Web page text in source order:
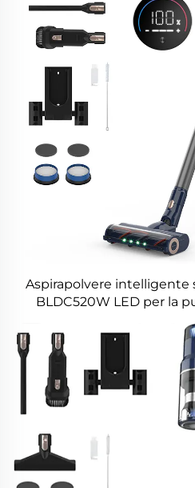
Aspirapolvere intelligente
BLDC520W LED per la